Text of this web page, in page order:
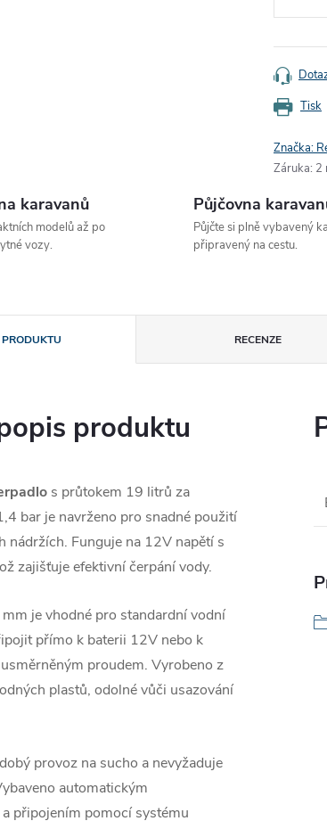
Tisk
Značka:
Záruka: 2
karavanů
modelů až po
vozy.
Půjčovna
Půjčte si plně vybavený
připravený na cestu.
RECENZE
produktu
s průtokem 19 litrů za
bar je navrženo pro snadné použití
nádržích. Funguje na 12V napětí s
zajišťuje efektivní čerpání vody.
je vhodné pro standardní vodní
přímo k baterii 12V nebo k
proudem. Vyrobeno z
plastů, odolné vůči usazování
provoz na sucho a nevyžaduje
automatickým
připojením pomocí systému